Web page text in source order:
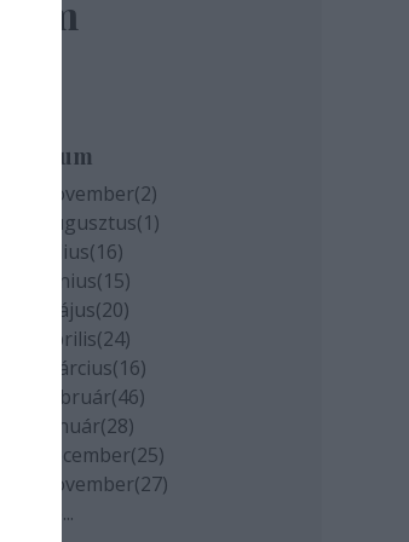
elem
Archívum
2020 november(2)
2020 augusztus(1)
2020 július(16)
2020 június(15)
2020 május(20)
2020 április(24)
2020 március(16)
2020 február(46)
2020 január(28)
2019 december(25)
2019 november(27)
...